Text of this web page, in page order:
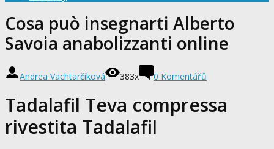
Cosa può insegnarti Alberto
Savoia anabolizzanti online
Andrea Vachtarčíková 383x 0 Komentářů
Tadalafil Teva compressa
rivestita Tadalafil